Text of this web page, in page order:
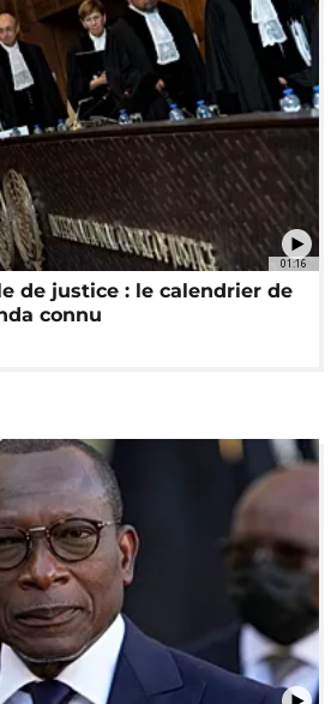
01:16
de justice : le calendrier de
connu